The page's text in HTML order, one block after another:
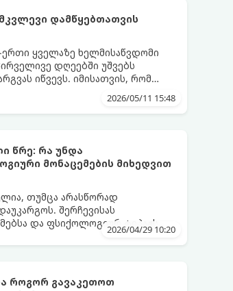
დამწყებთათვის
ყველაზე ხელმისაწვდომი
დღეებში უშვებს
იწვევს. იმისათვის, რომ
2026/05/11 15:48
წრე: რა უნდა
მონაცემების მიხედვით
თუმცა არასწორად
შერჩევისას
და ფსიქოლოგიურ ტიპაჟს
2026/04/29 10:20
როგორ გავაკეთოთ